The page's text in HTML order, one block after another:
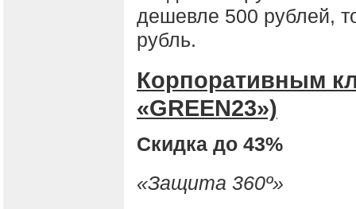
дешевле 500 рублей,
рубль.
Корпоративным
«GREEN23»)
Скидка до 43%
«Защита 360º»